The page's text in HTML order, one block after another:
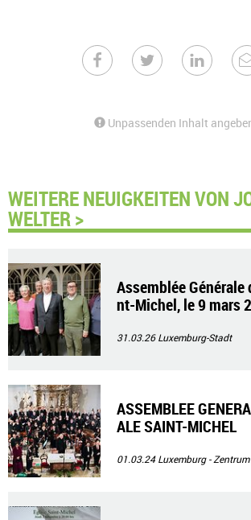
Unpassenden Inhalt
WEITERE NEUIGKEITEN VON
WELTER >
Assemblée Générale
nt-Michel, le 9 mars
31.03.26Luxemburg-Stadt
ASSEMBLEE
ALE SAINT-MICHEL
01.03.24Luxemburg - Zentrum